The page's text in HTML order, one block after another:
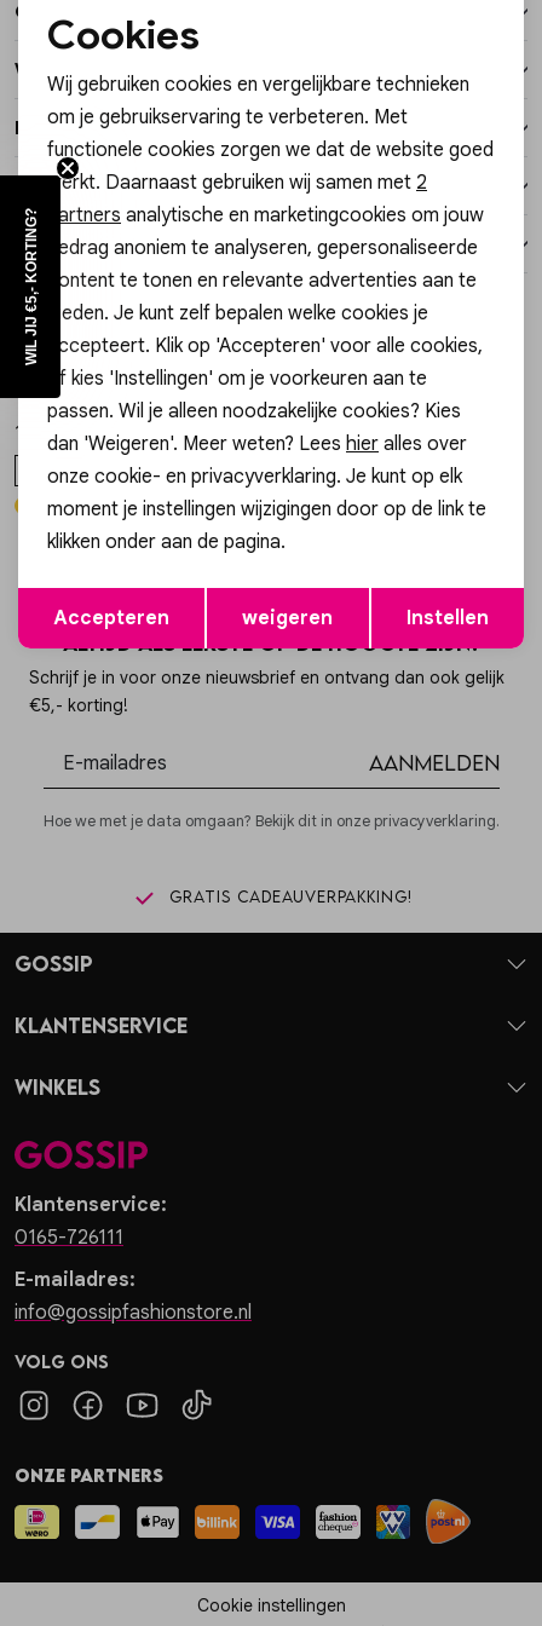
Vesten
Jassen
Lingerie
Over dit item
Winkelvoorraad
Kenmerken
Verzending / Ophalen in de winkel
Retourneren
Style dit met
Gossip
JE19532 OORBELLEN HARTJES EN KRALEN
19,99
ONE SIZE
1/2
19,99
ONE SIZE
Altijd als eerste op de hoogte zijn?
Schrijf je in voor onze nieuwsbrief en ontvang dan ook gelijk
€5,- korting!
Aanmelden
Hoe we met je data omgaan? Bekijk dit in onze privacyverklaring.
Gratis cadeauverpakking!
Klantenservice:
0165-726111
E-mailadres:
info@gossipfashionstore.nl
Volg ons
Gossip
Klantenservice
Winkels
Onze partners
Cookie instellingen
Noodzakelijke cookies
Personalisatie cookies
Analytische cookies
Marketing cookies
Opslaan
Cookies
Wij gebruiken cookies en vergelijkbare technieken
om je gebruikservaring te verbeteren. Met
functionele cookies zorgen we dat de website goed
werkt. Daarnaast gebruiken wij samen met 2
partners analytische en marketingcookies om jouw
gedrag anoniem te analyseren, gepersonaliseerde
content te tonen en relevante advertenties aan te
bieden. Je kunt zelf bepalen welke cookies je
accepteert. Klik op 'Accepteren' voor alle cookies,
of kies 'Instellingen' om je voorkeuren aan te
passen. Wil je alleen noodzakelijke cookies? Kies
dan 'Weigeren'. Meer weten? Lees hier alles over
onze cookie- en privacyverklaring. Je kunt op elk
moment je instellingen wijzigingen door op de link te
klikken onder aan de pagina.
Accepteren weigeren Instellen
WIL JIJ €5,- KORTING?